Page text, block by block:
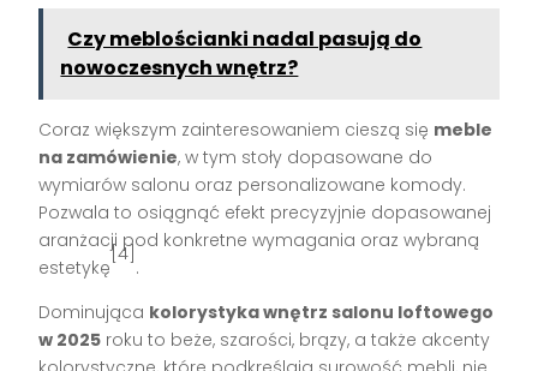
Czy meblościanki nadal pasują do
nowoczesnych wnętrz?
Coraz większym zainteresowaniem cieszą się meble
na zamówienie, w tym stoły dopasowane do
wymiarów salonu oraz personalizowane komody.
Pozwala to osiągnąć efekt precyzyjnie dopasowanej
aranżacji pod konkretne wymagania oraz wybraną
estetykę
[4]
.
Dominująca kolorystyka wnętrz salonu loftowego
w 2025 roku to beże, szarości, brązy, a także akcenty